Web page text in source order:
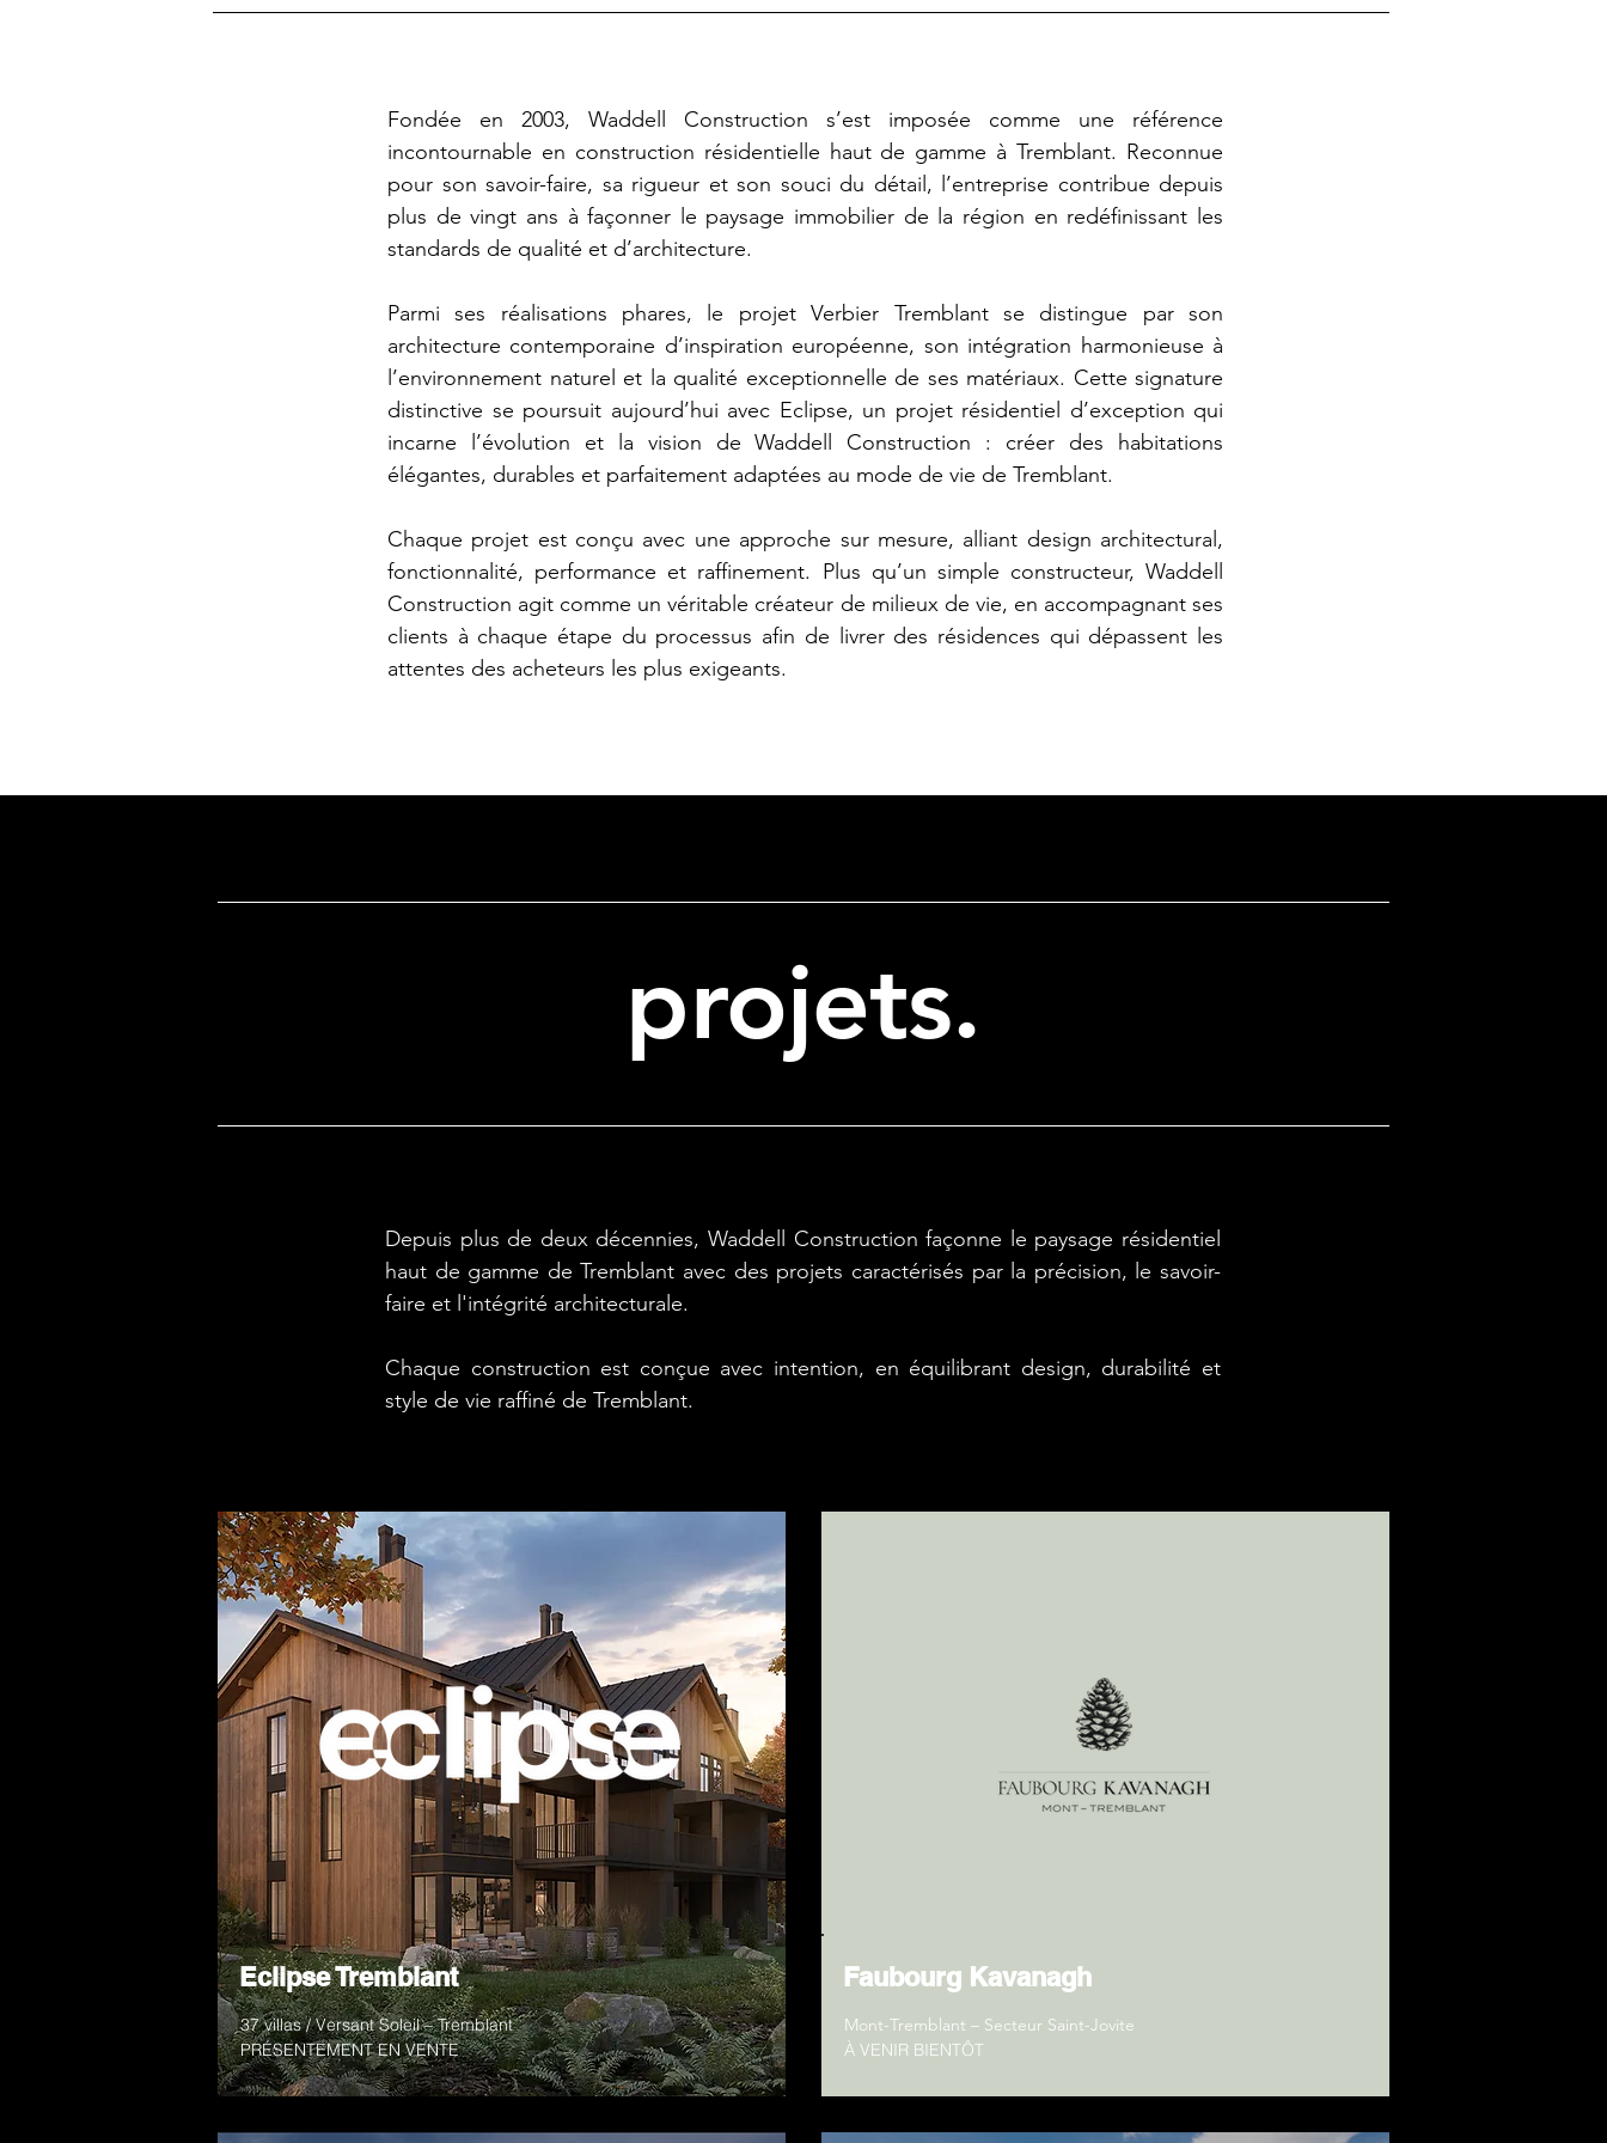
Fondée en 2003, Waddell Construction s’est imposée comme une référence
incontournable en construction résidentielle haut de gamme à Tremblant. Reconnue
pour son savoir-faire, sa rigueur et son souci du détail, l’entreprise contribue depuis
plus de vingt ans à façonner le paysage immobilier de la région en redéfinissant les
standards de qualité et d’architecture.
Parmi ses réalisations phares, le projet Verbier Tremblant se distingue par son
architecture contemporaine d’inspiration européenne, son intégration harmonieuse à
l’environnement naturel et la qualité exceptionnelle de ses matériaux. Cette signature
distinctive se poursuit aujourd’hui avec Eclipse, un projet résidentiel d’exception qui
incarne l’évolution et la vision de Waddell Construction : créer des habitations
élégantes, durables et parfaitement adaptées au mode de vie de Tremblant.
Chaque projet est conçu avec une approche sur mesure, alliant design architectural,
fonctionnalité, performance et raffinement. Plus qu’un simple constructeur, Waddell
Construction agit comme un véritable créateur de milieux de vie, en accompagnant ses
clients à chaque étape du processus afin de livrer des résidences qui dépassent les
attentes des acheteurs les plus exigeants.
projets.
Depuis plus de deux décennies, Waddell Construction façonne le paysage résidentiel
haut de gamme de Tremblant avec des projets caractérisés par la précision, le savoir-
faire et l'intégrité architecturale.
Chaque construction est conçue avec intention, en équilibrant design, durabilité et
style de vie raffiné de Tremblant.
Eclipse Tremblant
37 villas / Versant Soleil – Tremblant
PRÉSENTEMENT EN VENTE
Faubourg Kavanagh
Mont-Tremblant – Secteur Saint-Jovite
À VENIR BIENTÔT